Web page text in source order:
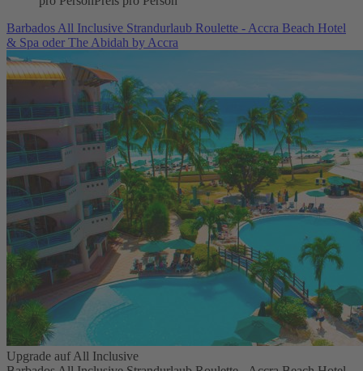
Barbados All Inclusive Strandurlaub Roulette - Accra Beach Hotel
& Spa oder The Abidah by Accra
Upgrade auf All Inclusive